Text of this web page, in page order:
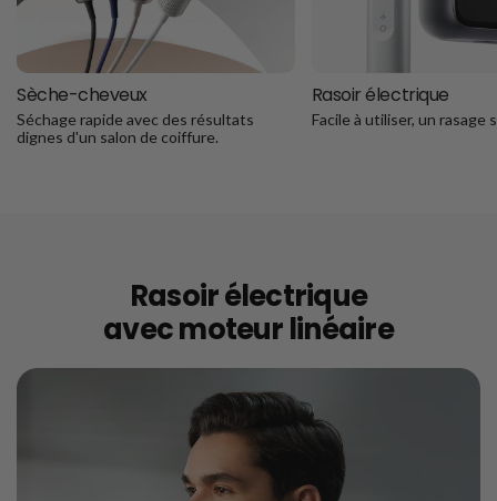
Sèche-cheveux
Séchage rapide avec des résultats
dignes d'un salon de coiffure.
Rasoir électrique
Facile à utiliser, un rasage
Rasoir électrique
avec moteur linéaire